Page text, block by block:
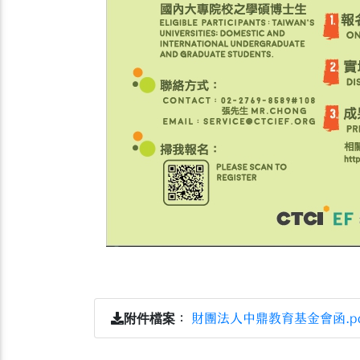
附件檔案 ： 財團法人中鼎教育基金會函